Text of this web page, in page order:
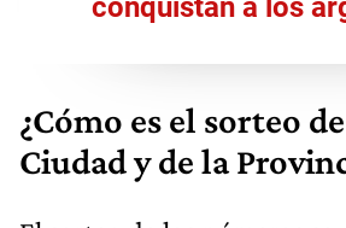
conquistan a los
¿Cómo es el sorteo
Ciudad y de la